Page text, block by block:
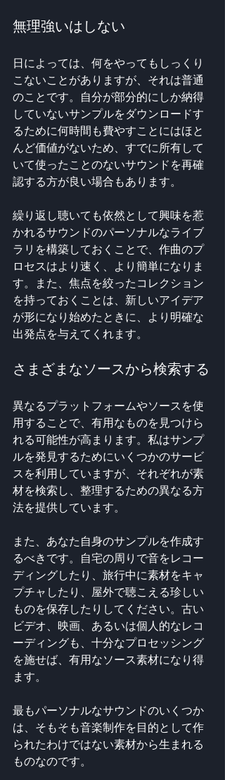
無理強いはしない
日によっては、何をやってもしっくり
こないことがありますが、それは普通
のことです。自分が部分的にしか納得
していないサンプルをダウンロードす
るために何時間も費やすことにはほと
んど価値がないため、すでに所有して
いて使ったことのないサウンドを再確
認する方が良い場合もあります。
繰り返し聴いても依然として興味を惹
かれるサウンドのパーソナルなライブ
ラリを構築しておくことで、作曲のプ
ロセスはより速く、より簡単になりま
す。また、焦点を絞ったコレクション
を持っておくことは、新しいアイデア
が形になり始めたときに、より明確な
出発点を与えてくれます。
さまざまなソースから検索する
異なるプラットフォームやソースを使
用することで、有用なものを見つけら
れる可能性が高まります。私はサンプ
ルを発見するためにいくつかのサービ
スを利用していますが、それぞれが素
材を検索し、整理するための異なる方
法を提供しています。
また、あなた自身のサンプルを作成す
るべきです。自宅の周りで音をレコー
ディングしたり、旅行中に素材をキャ
プチャしたり、屋外で聴こえる珍しい
ものを保存したりしてください。古い
ビデオ、映画、あるいは個人的なレコ
ーディングも、十分なプロセッシング
を施せば、有用なソース素材になり得
ます。
最もパーソナルなサウンドのいくつか
は、そもそも音楽制作を目的として作
られたわけではない素材から生まれる
ものなのです。